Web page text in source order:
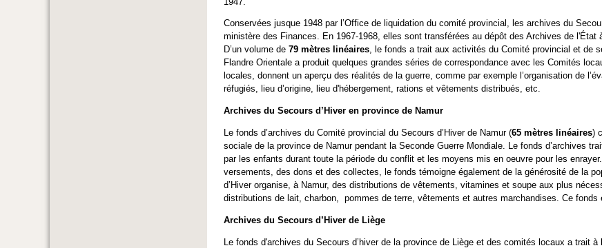
Conservées jusque 1948 par l’Office de liquidation du comité provincial, les archives du
ministère des Finances. En 1967-1968, elles sont transférées au dépôt des Archives de l'État
D’un volume de 79 mètres linéaires, le fonds a trait aux activités du Comité provincial et de
Flandre Orientale a produit quelques grandes séries de correspondance avec les Comités
locales, donnent un aperçu des réalités de la guerre, comme par exemple l’organisation de
réfugiés, lieu d’origine, lieu d'hébergement, rations et vêtements distribués, etc.
Archives du Secours d’Hiver en province de Namur
Le fonds d’archives du Comité provincial du Secours d’Hiver de Namur (65 mètres linéaires)
sociale de la province de Namur pendant la Seconde Guerre Mondiale. Le fonds d’archives
par les enfants durant toute la période du conflit et les moyens mis en oeuvre pour les
versements, des dons et des collectes, le fonds témoigne également de la générosité de la
d’Hiver organise, à Namur, des distributions de vêtements, vitamines et soupe aux plus
distributions de lait, charbon, pommes de terre, vêtements et autres marchandises. Ce fonds
Archives du Secours d’Hiver de Liège
Le fonds d'archives du Secours d’hiver de la province de Liège et des comités locaux a trait